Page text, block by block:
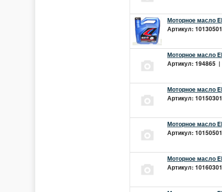
Моторное масло
Артикул:
Моторное масло
Артикул: 194865
Моторное масло
Артикул:
Моторное масло
Артикул:
Моторное масло
Артикул: